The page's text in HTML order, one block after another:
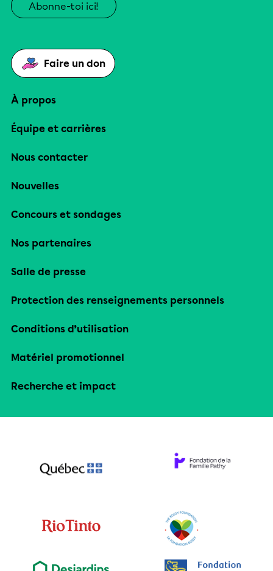
Abonne-toi ici!
Faire un don
À propos
Équipe et carrières
Nous contacter
Nouvelles
Concours et sondages
Nos partenaires
Salle de presse
Protection des renseignements personnels
Conditions d’utilisation
Matériel promotionnel
Recherche et impact